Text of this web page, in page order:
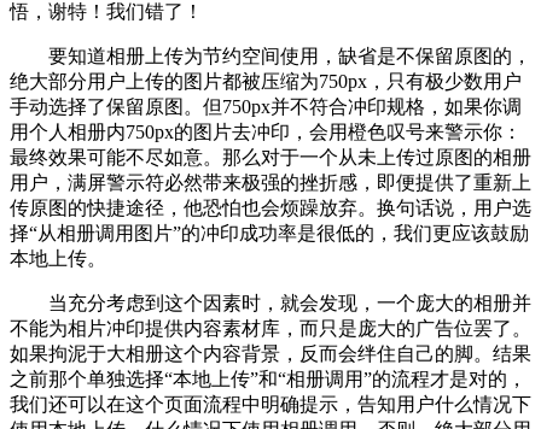
悟，谢特！我们错了！
要知道相册上传为节约空间使用，缺省是不保留原图的，
绝大部分用户上传的图片都被压缩为750px，只有极少数用户
手动选择了保留原图。但750px并不符合冲印规格，如果你调
用个人相册内750px的图片去冲印，会用橙色叹号来警示你：
最终效果可能不尽如意。那么对于一个从未上传过原图的相册
用户，满屏警示符必然带来极强的挫折感，即便提供了重新上
传原图的快捷途径，他恐怕也会烦躁放弃。换句话说，用户选
择“从相册调用图片”的冲印成功率是很低的，我们更应该鼓励
本地上传。
当充分考虑到这个因素时，就会发现，一个庞大的相册并
不能为相片冲印提供内容素材库，而只是庞大的广告位罢了。
如果拘泥于大相册这个内容背景，反而会绊住自己的脚。结果
之前那个单独选择“本地上传”和“相册调用”的流程才是对的，
我们还可以在这个页面流程中明确提示，告知用户什么情况下